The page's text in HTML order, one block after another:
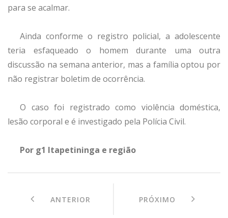
para se acalmar.
Ainda conforme o registro policial, a adolescente
teria esfaqueado o homem durante uma outra
discussão na semana anterior, mas a família optou por
não registrar boletim de ocorrência.
O caso foi registrado como violência doméstica,
lesão corporal e é investigado pela Polícia Civil.
Por g1 Itapetininga e região
ANTERIOR PRÓXIMO